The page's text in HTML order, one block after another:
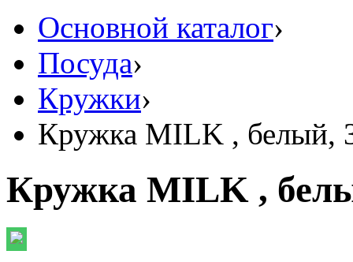
Основной каталог›
Посуда›
Кружки›
Кружка MILK , белый,
Кружка MILK ,